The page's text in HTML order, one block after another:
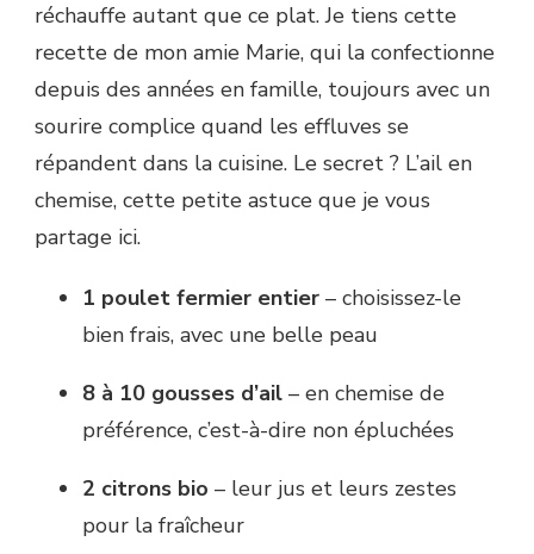
réchauffe autant que ce plat. Je tiens cette
recette de mon amie Marie, qui la confectionne
depuis des années en famille, toujours avec un
sourire complice quand les effluves se
répandent dans la cuisine. Le secret ? L’ail en
chemise, cette petite astuce que je vous
partage ici.
1 poulet fermier entier – choisissez-le
bien frais, avec une belle peau
8 à 10 gousses d’ail – en chemise de
préférence, c’est-à-dire non épluchées
2 citrons bio – leur jus et leurs zestes
pour la fraîcheur